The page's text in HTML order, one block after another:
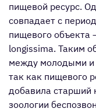
пищевой ресурс.
совпадает с
пищевого объекта
longissima. Таким
между молодыми и
так как пищевого
добавила старший
зоологии